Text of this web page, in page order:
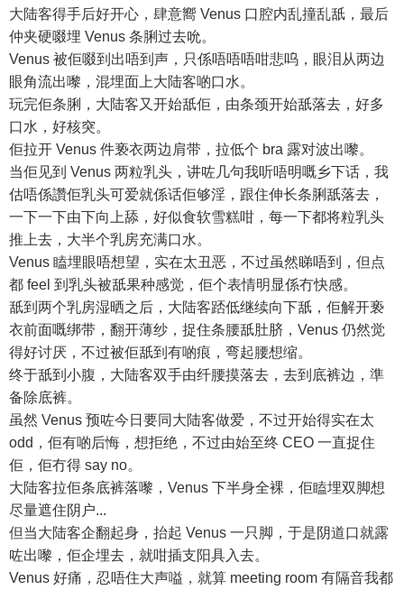
大陆客得手后好开心，肆意嚮 Venus 口腔内乱撞乱舐，最后
仲夹硬啜埋 Venus 条脷过去吮。
Venus 被佢啜到出唔到声，只係唔唔唔咁悲呜，眼泪从两边
眼角流出嚟，混埋面上大陆客啲口水。
玩完佢条脷，大陆客又开始舐佢，由条颈开始舐落去，好多
口水，好核突。
佢拉开 Venus 件亵衣两边肩带，拉低个 bra 露对波出嚟。
当佢见到 Venus 两粒乳头，讲咗几句我听唔明嘅乡下话，我
估唔係讚佢乳头可爱就係话佢够淫，跟住伸长条脷舐落去，
一下一下由下向上舔，好似食软雪糕咁，每一下都将粒乳头
推上去，大半个乳房充满口水。
Venus 瞌埋眼唔想望，实在太丑恶，不过虽然睇唔到，但点
都 feel 到乳头被舐果种感觉，佢个表情明显係冇快感。
舐到两个乳房湿晒之后，大陆客踎低继续向下舐，佢解开亵
衣前面嘅绑带，翻开薄纱，捉住条腰舐肚脐，Venus 仍然觉
得好讨厌，不过被佢舐到有啲痕，弯起腰想缩。
终于舐到小腹，大陆客双手由纤腰摸落去，去到底裤边，準
备除底裤。
虽然 Venus 预咗今日要同大陆客做爱，不过开始得实在太
odd，佢有啲后悔，想拒绝，不过由始至终 CEO 一直捉住
佢，佢冇得 say no。
大陆客拉佢条底裤落嚟，Venus 下半身全裸，佢瞌埋双脚想
尽量遮住阴户...
但当大陆客企翻起身，抬起 Venus 一只脚，于是阴道口就露
咗出嚟，佢企埋去，就咁插支阳具入去。
Venus 好痛，忍唔住大声嗌，就算 meeting room 有隔音我都